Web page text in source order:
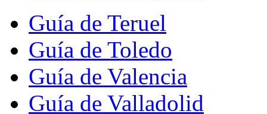
Guía de Teruel
Guía de Toledo
Guía de Valencia
Guía de Valladolid